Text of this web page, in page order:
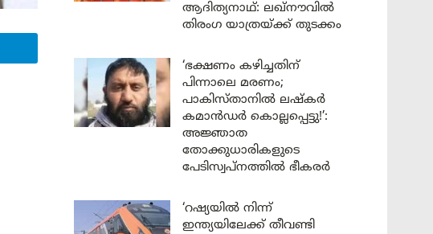
ആദിത്യനാഥ്: ലഖ്‌നൗവിൽ
തിരംഗ യാത്രയ്ക്ക് തുടക്കം
‘ഭക്ഷണം കഴിച്ചതിന്
പിന്നാലെ മരണം;
പാകിസ്താനിൽ ലഷ്കർ
കമാൻഡർ കൊല്ലപ്പെട്ടു!’:
അജ്ഞാത
തോക്കുധാരികളുടെ
പേടിസ്വപ്നത്തിൽ ഭീകരർ
‘റഷ്യയിൽ നിന്ന്
ഇന്ത്യയിലേക്ക് തീവണ്ടി